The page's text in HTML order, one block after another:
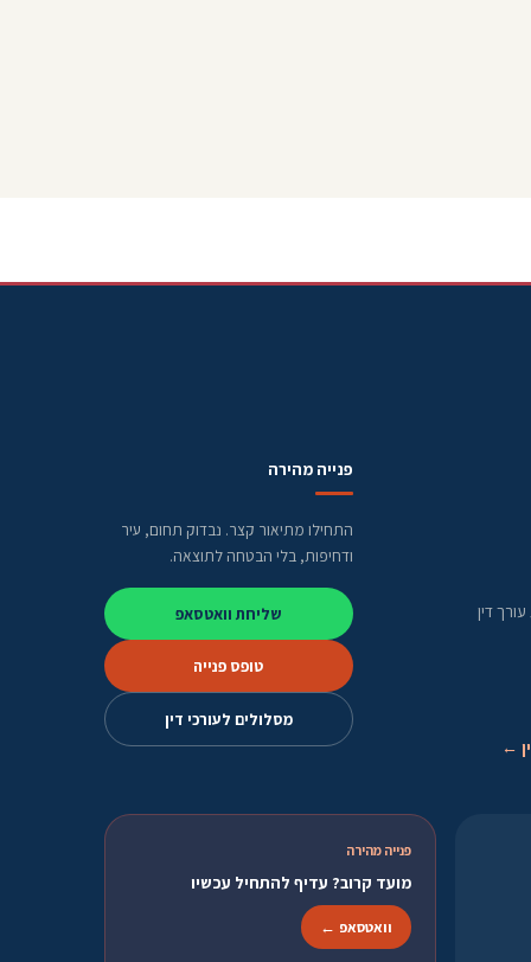
דין
←
פנייה מהירה
התחילו מתיאור קצר. נבדוק תחום, עיר
ודחיפות, בלי הבטחה לתוצאה.
שליחת וואטסאפ
טופס פנייה
מסלולים לעורכי דין
פנייה מהירה
מועד קרוב? עדיף להתחיל עכשיו
וואטסאפ ←